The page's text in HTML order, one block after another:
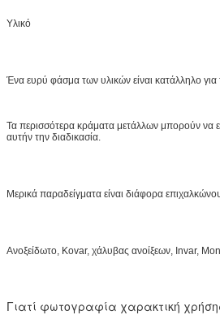
Υλικό
Ένα ευρύ φάσμα των υλικών είναι κατάλληλο για
Τα περισσότερα κράματα μετάλλων μπορούν να
αυτήν την διαδικασία.
Μερικά παραδείγματα είναι διάφορα
Ανοξείδωτο, Kovar, χάλυβας ανοίξεων, Invar,
Γιατί φωτογραφία χαρακτική